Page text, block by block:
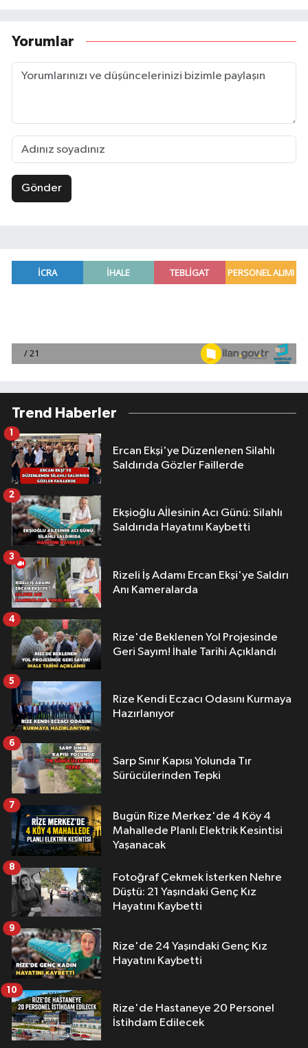
Yorumlar
Gönder
Trend Haberler
Ercan Ekşi'ye Düzenlenen Silahlı
Saldırıda Gözler Faillerde
1
Ekşioğlu Aİlesinin Acı Günü: Silahlı
Saldırıda Hayatını Kaybetti
2
Rizeli İş Adamı Ercan Ekşi'ye Saldırı
Anı Kameralarda
3
Rize'de Beklenen Yol Projesinde
Geri Sayım! İhale Tarihi Açıklandı
4
Rize Kendi Eczacı Odasını Kurmaya
Hazırlanıyor
5
Sarp Sınır Kapısı Yolunda Tır
Sürücülerinden Tepki
6
Bugün Rize Merkez'de 4 Köy 4
Mahallede Planlı Elektrik Kesintisi
Yaşanacak
7
Fotoğraf Çekmek İsterken Nehre
Düştü: 21 Yaşındaki Genç Kız
Hayatını Kaybetti
8
Rize'de 24 Yaşındaki Genç Kız
Hayatını Kaybetti
9
Rize'de Hastaneye 20 Personel
İstihdam Edilecek
10